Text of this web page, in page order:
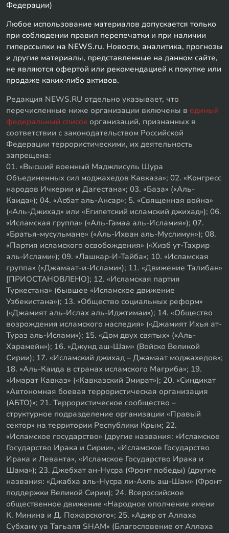
Федерации)
Любое использование материалов допускается только
при соблюдении правил перепечатки и при наличии
гиперссылки на NEWS.ru. Новости, аналитика, прогнозы
и другие материалы, представленные на данном сайте,
не являются офертой или рекомендацией к покупке или
продаже каких-либо активов.
Редакция NEWS.RU отдельно указывает, что
перечисленные ниже организации включены в единый
федеральный список организаций, признанных в
соответствии с законодательством Российской
Федерации террористическими, их деятельность
запрещена:
01. «Высший военный Маджлисуль Шура
Объединенных сил моджахедов Кавказа»; 02. «Конгресс
народов Ичкерии и Дагестана»; 03. «База» («Аль-
Каида»); 04. «Асбат аль-Ансар»; 5. «Священная война»
(«Аль-Джихад» или «Египетский исламский джихад»); 06.
«Исламская группа» («Аль-Гамаа аль-Исламия»); 07.
«Братья-мусульмане» («Аль-Ихван аль-Муслимун»); 08.
«Партия исламского освобождения» («Хизб ут-Тахрир
аль-Ислами»); 09. «Лашкар-И-Тайба»; 10. «Исламская
группа» («Джамаат-и-Ислами»); 11. «Движение Талибан»
[ПРИОСТАНОВЛЕНО]; 12. «Исламская партия
Туркестана» (бывшее «Исламское движение
Узбекистана»); 13. «Общество социальных реформ»
(«Джамият аль-Ислах аль-Иджтимаи»); 14. «Общество
возрождения исламского наследия» («Джамият Ихья ат-
Тураз аль-Ислами»); 15. «Дом двух святых» («Аль-
Харамейн»); 16. «Джунд аш-Шам» (Войско Великой
Сирии); 17. «Исламский джихад – Джамаат моджахедов»;
18. «Аль-Каида в странах исламского Магриба»; 19.
«Имарат Кавказ» («Кавказский Эмират»); 20. «Синдикат
«Автономная боевая террористическая организация
(АБТО)»; 21. Террористическое сообщество –
структурное подразделение организации «Правый
сектор» на территории Республики Крым; 22.
«Исламское государство» (другие названия: «Исламское
Государство Ирака и Сирии», «Исламское Государство
Ирака и Леванта», «Исламское Государство Ирака и
Шама»); 23. Джебхат ан-Нусра (Фронт победы) (другие
названия: «Джабха аль-Нусра ли-Ахль аш-Шам» (Фронт
поддержки Великой Сирии); 24. Всероссийское
общественное движение «Народное ополчение имени
К. Минина и Д. Пожарского»; 25. «Аджр от Аллаха
Субхану уа Тагьаля SHAM» (Благословение от Аллаха